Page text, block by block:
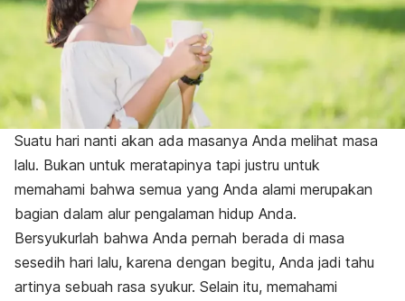
Suatu hari nanti akan ada masanya Anda melihat masa
lalu. Bukan untuk meratapinya tapi justru untuk
memahami bahwa semua yang Anda alami merupakan
bagian dalam alur pengalaman hidup Anda.
Bersyukurlah bahwa Anda pernah berada di masa
sesedih hari lalu, karena dengan begitu, Anda jadi tahu
artinya sebuah rasa syukur. Selain itu, memahami